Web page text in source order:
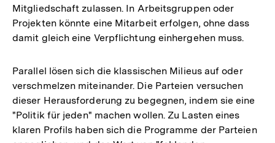
Mitgliedschaft zulassen. In Arbeitsgruppen oder
Projekten könnte eine Mitarbeit erfolgen, ohne dass
damit gleich eine Verpflichtung einhergehen muss.
Parallel lösen sich die klassischen Milieus auf oder
verschmelzen miteinander. Die Parteien versuchen
dieser Herausforderung zu begegnen, indem sie eine
"Politik für jeden" machen wollen. Zu Lasten eines
klaren Profils haben sich die Programme der Parteien